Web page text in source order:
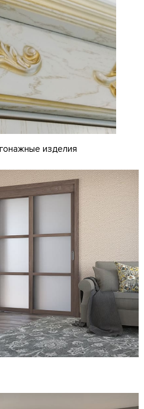
изделия